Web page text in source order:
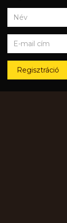
Regisztráció